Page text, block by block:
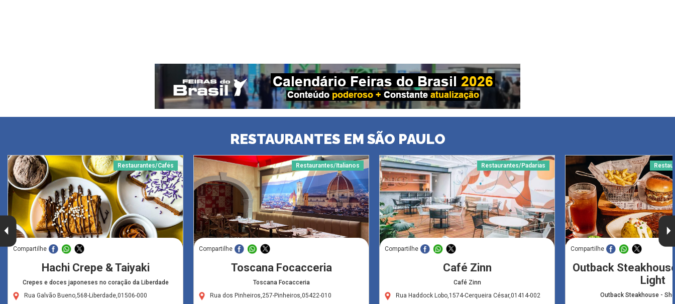
RESTAURANTES EM SÃO PAULO
Restaurantes/Cafés
Compartilhe
Hachi Crepe & Taiyaki
Crepes e doces japoneses no coração da Liberdade
Rua Galvão Bueno,568-Liberdade,01506-000
Restaurantes/Italianos
Compartilhe
Toscana Focacceria
Toscana Focacceria
Rua dos Pinheiros,257-Pinheiros,05422-010
Restaurantes/Padarias
Compartilhe
Café Zinn
Café Zinn
Rua Haddock Lobo,1574-Cerqueira César,01414-002
Compartilhe
Outback
Light
Outback Steakhouse -